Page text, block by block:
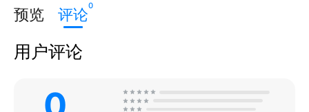
预览 评论0
用户评论